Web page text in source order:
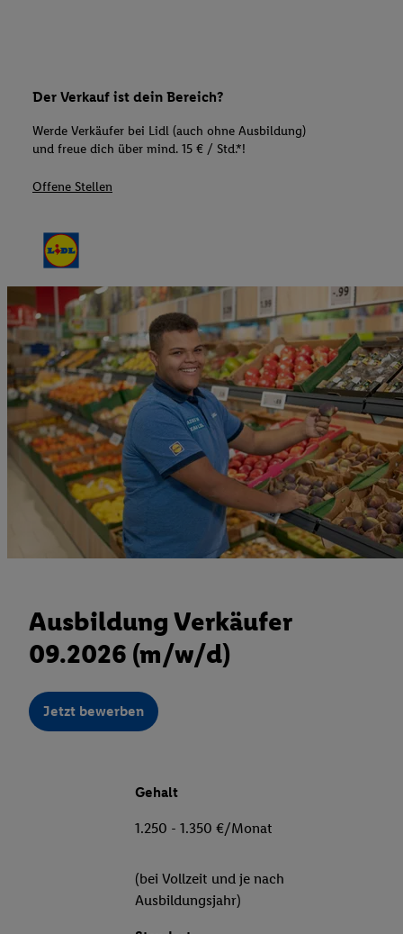
Der Verkauf ist dein Bereich?
Werde Verkäufer bei Lidl (auch ohne Ausbildung)
und freue dich über mind. 15 € / Std.*!
Offene Stellen
Ausbildung Verkäufer
09.2026 (m/w/d)
Jetzt bewerben
Gehalt
1.250 - 1.350 €/Monat
(bei Vollzeit und je nach
Ausbildungsjahr)